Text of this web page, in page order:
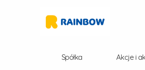
Spółka Akcje i